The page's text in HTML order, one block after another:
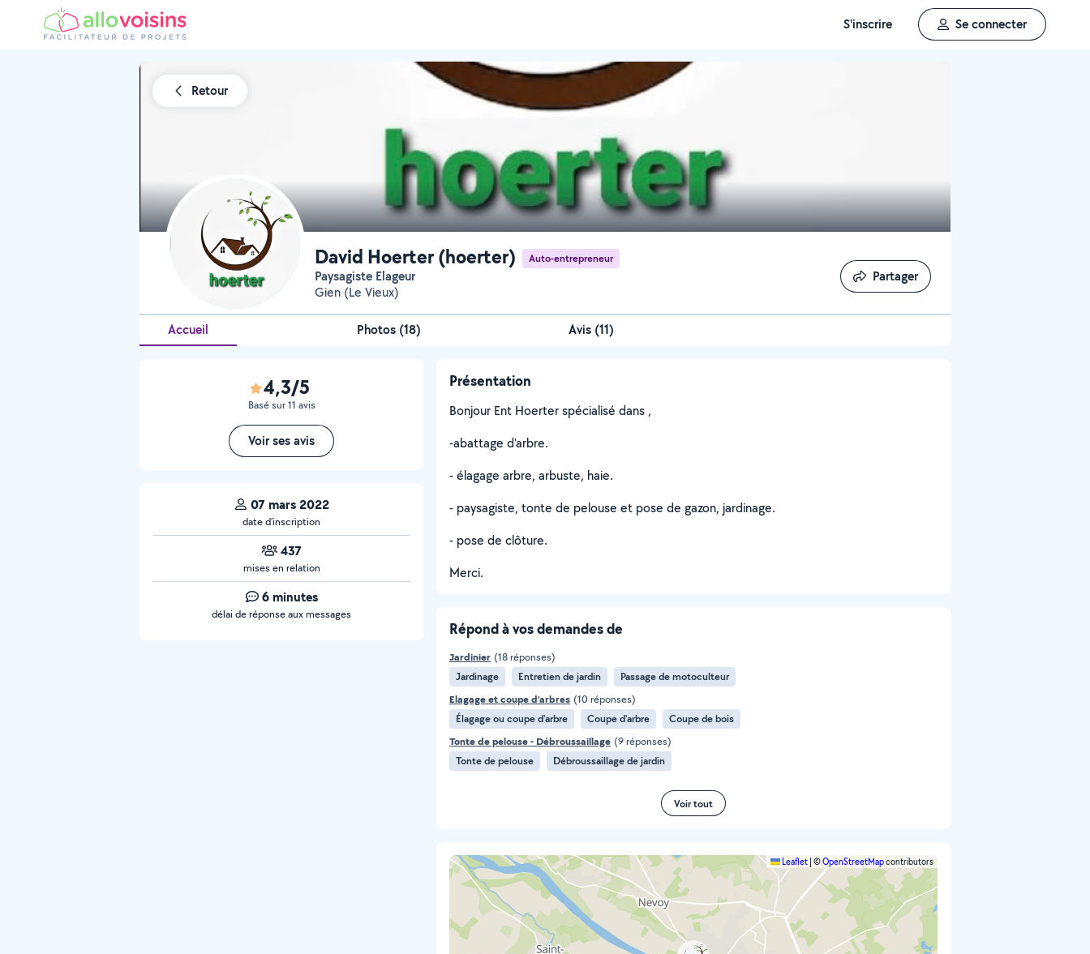
S'inscrire Se connecter
Retour
David Hoerter (hoerter) Auto-entrepreneur
Paysagiste Elageur
Gien (Le Vieux)
Partager
Partager
Accueil Photos (18) Avis (11)
4,3/5
Basé sur 11 avis
Voir ses avis
07 mars 2022
date d’inscription
437
mises en relation
6 minutes
délai de réponse aux messages
Présentation
Bonjour Ent Hoerter spécialisé dans ,
-abattage d'arbre.
- élagage arbre, arbuste, haie.
- paysagiste, tonte de pelouse et pose de gazon, jardinage.
- pose de clôture.
Merci.
Répond à vos demandes de
Jardinier (18 réponses)
Jardinage
Entretien de jardin
Passage de motoculteur
Elagage et coupe d'arbres (10 réponses)
Élagage ou coupe d'arbre
Coupe d'arbre
Coupe de bois
Tonte de pelouse - Débroussaillage (9 réponses)
Tonte de pelouse
Débroussaillage de jardin
Voir tout
Leaflet ©OpenStreetMapcontributors